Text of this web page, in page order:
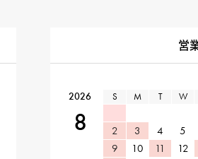
営
2026
8
S M T W
2
3 4 5
9
10 11 12